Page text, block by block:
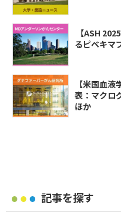
【ASH
るピベキマ
【米国血
表：マクロ
ほか
記事を探す